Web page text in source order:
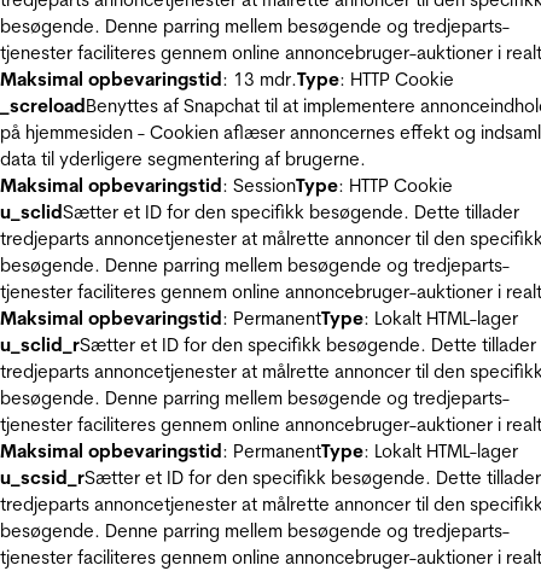
besøgende. Denne parring mellem besøgende og tredjeparts-
tjenester faciliteres gennem online annoncebruger-auktioner i
Maksimal opbevaringstid: 13 mdr.Type: HTTP Cookie
_screloadBenyttes af Snapchat til at implementere
på hjemmesiden - Cookien aflæser annoncernes effekt og
data til yderligere segmentering af brugerne.
Maksimal opbevaringstid: SessionType: HTTP Cookie
u_sclidSætter et ID for den specifikk besøgende. Dette tillader
tredjeparts annoncetjenester at målrette annoncer til den
besøgende. Denne parring mellem besøgende og tredjeparts-
tjenester faciliteres gennem online annoncebruger-auktioner i
Maksimal opbevaringstid: PermanentType: Lokalt HTML-lager
u_sclid_rSætter et ID for den specifikk besøgende. Dette tillader
tredjeparts annoncetjenester at målrette annoncer til den
besøgende. Denne parring mellem besøgende og tredjeparts-
tjenester faciliteres gennem online annoncebruger-auktioner i
Maksimal opbevaringstid: PermanentType: Lokalt HTML-lager
u_scsid_rSætter et ID for den specifikk besøgende. Dette tillader
tredjeparts annoncetjenester at målrette annoncer til den
besøgende. Denne parring mellem besøgende og tredjeparts-
tjenester faciliteres gennem online annoncebruger-auktioner i